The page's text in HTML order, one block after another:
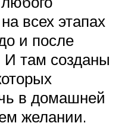
всех этапах
и после
И там созданы
в домашней
желании.